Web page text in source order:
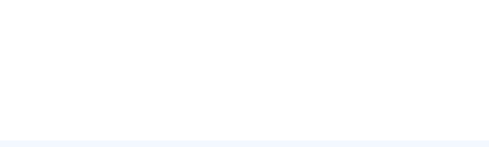
शेतकऱ्यांच्या शाश्वत विकासासाठी आज नागपूर येथे केंद्रीय रस्ते वाहतूक व महामार्ग